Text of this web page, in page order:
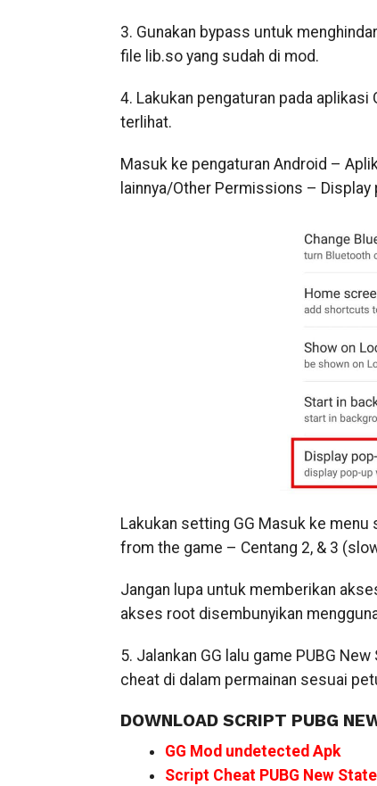
3. Gunakan bypass untuk
file lib.so yang sudah di mod.
4. Lakukan pengaturan pada
terlihat.
Masuk ke pengaturan Android –
lainnya/Other Permissions –
Lakukan setting GG Masuk ke
from the game – Centang 2, & 3
Jangan lupa untuk memberikan
akses root disembunyikan
5. Jalankan GG lalu game PUBG
cheat di dalam permainan sesuai
DOWNLOAD SCRIPT PUBG
GG Mod undetected Apk
Script Cheat PUBG New